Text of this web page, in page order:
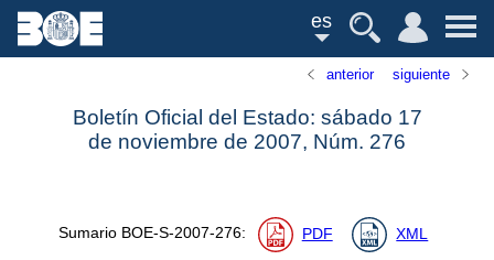
es
anterior siguiente
Boletín Oficial del Estado: sábado 17
de noviembre de 2007, Núm. 276
Sumario BOE-S-2007-276: PDF XML